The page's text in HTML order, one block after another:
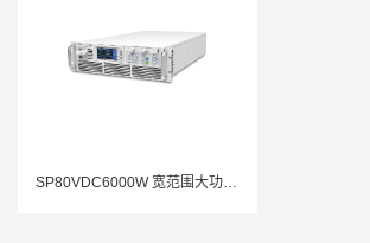
SP80VDC6000W 宽范围大功率可编程直流电源